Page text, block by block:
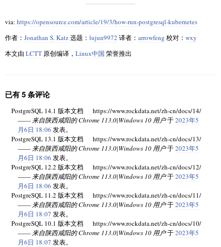
via: https://opensource.com/article/19/3/how-run-postgresql-kubernetes
作者： Jonathan S. Katz选题： lujun9972 译者： arrowfeng 校对： wxy
本文由 LCTT 原创编译， Linux中国 荣誉推出
已有 5 条评论
PostgreSQL 14.1 版本文档 https://www.rockdata.net/zh-cn/docs/14/
—— 来自陕西咸阳的 Chrome 113.0|Windows 10 用户于2023年5
月6日 18:06 发表。
PostgreSQL 13.1 版本文档 https://www.rockdata.net/zh-cn/docs/13/
—— 来自陕西咸阳的 Chrome 113.0|Windows 10 用户于2023年5
月6日 18:06 发表。
PostgreSQL 12.2 版本文档 https://www.rockdata.net/zh-cn/docs/12/
—— 来自陕西咸阳的 Chrome 113.0|Windows 10 用户于2023年5
月6日 18:06 发表。
PostgreSQL 11.2 版本文档 https://www.rockdata.net/zh-cn/docs/11/
—— 来自陕西咸阳的 Chrome 113.0|Windows 10 用户于2023年5
月6日 18:07 发表。
PostgreSQL 10.1 版本文档 https://www.rockdata.net/zh-cn/docs/10/
—— 来自陕西咸阳的 Chrome 113.0|Windows 10 用户于2023年5
月6日 18:07 发表。